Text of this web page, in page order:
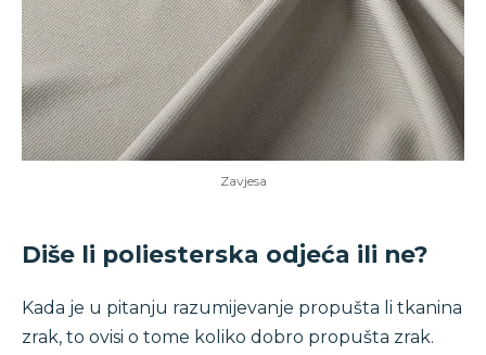
Zavjesa
Diše li poliesterska odjeća ili ne?
Kada je u pitanju razumijevanje propušta li tkanina
zrak, to ovisi o tome koliko dobro propušta zrak.